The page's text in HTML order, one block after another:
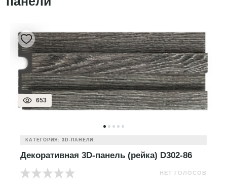
653
КАТЕГОРИЯ: 3D-ПАНЕЛИ
Декоративная 3D-панель (рейка) D302-86
НЕТ ГОЛОСОВ